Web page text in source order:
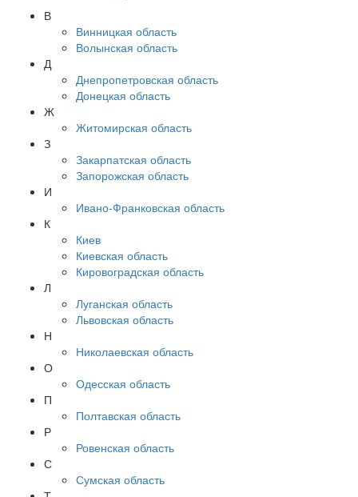
В
Винницкая область
Волынская область
Д
Днепропетровская область
Донецкая область
Ж
Житомирская область
З
Закарпатская область
Запорожская область
И
Ивано-Франковская область
К
Киев
Киевская область
Кировоградская область
Л
Луганская область
Львовская область
Н
Николаевская область
О
Одесская область
П
Полтавская область
Р
Ровенская область
С
Сумская область